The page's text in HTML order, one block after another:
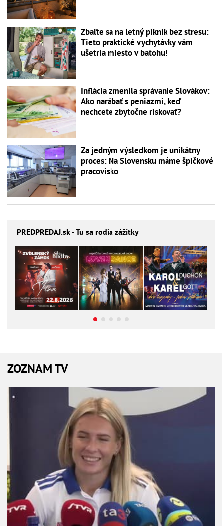
Zbaľte sa na letný piknik bez stresu:
Tieto praktické vychytávky vám
ušetria miesto v batohu!
Inflácia zmenila správanie Slovákov:
Ako narábať s peniazmi, keď
nechcete zbytočne riskovať?
Za jedným výsledkom je unikátny
proces: Na Slovensku máme špičkové
pracovisko
PREDPREDAJ.sk - Tu sa rodia zážitky
ZOZNAM TV